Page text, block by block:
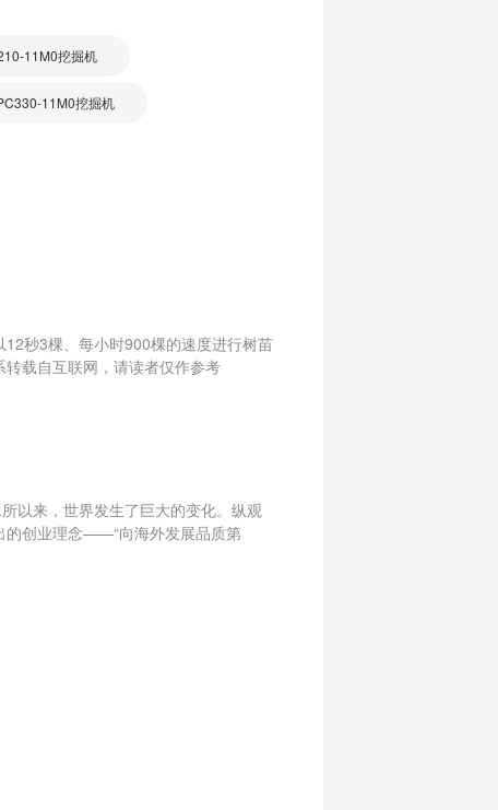
11M0挖掘机
11M0挖掘机
秒3棵、每小时900棵的速度进行树苗
载自互联网，请读者仅作参考
以来，世界发生了巨大的变化。纵观
的创业理念——“向海外发展品质第